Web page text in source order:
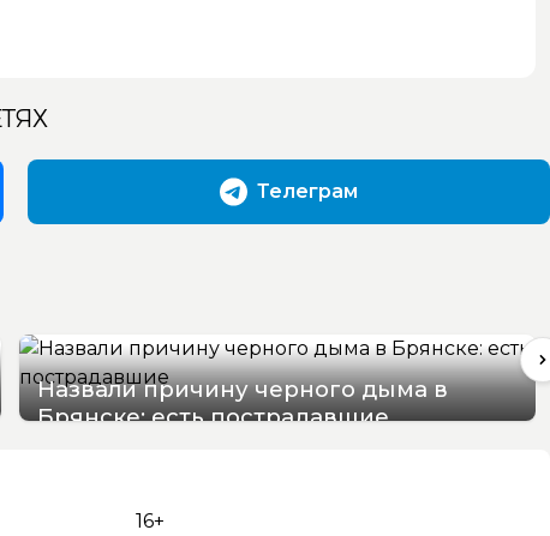
Телеграм
Назвали причину черного дыма в
Брянске: есть пострадавшие
16+